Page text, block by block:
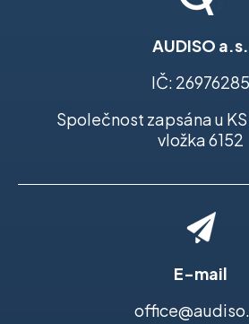
AUDISO a.s.
IČ: 26976285
Společnost zapsána u KS
vložka 6152
E-mail